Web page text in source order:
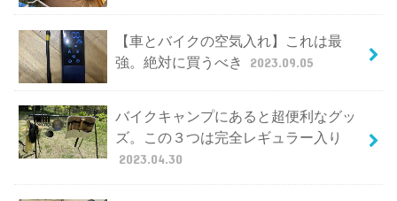
【車とバイクの空気入れ】これは最
強。絶対に買うべき
2023.09.05
バイクキャンプにあると超便利なグッ
ズ。この３つは完全レギュラー入り
2023.04.30